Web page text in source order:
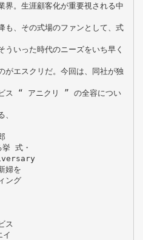
界。生涯顧客化が重要視される中
も、その式場のファンとして、式
いった時代のニーズをいち早く
がエスクリだ。今回は、同社が独
ス “ アニクリ ” の全容につい
式・
婦を
ング
ス
イ